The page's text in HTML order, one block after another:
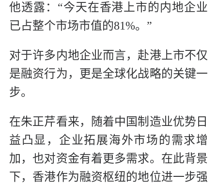
他透露：“今天在香港上市的内地企业
已占整个市场市值的81%。”
对于许多内地企业而言，赴港上市不仅
是融资行为，更是全球化战略的关键一
步。
在朱正芹看来，随着中国制造业优势日
益凸显，企业拓展海外市场的需求增
加，也对资金有着更多需求。在此背景
下，香港作为融资枢纽的地位进一步强